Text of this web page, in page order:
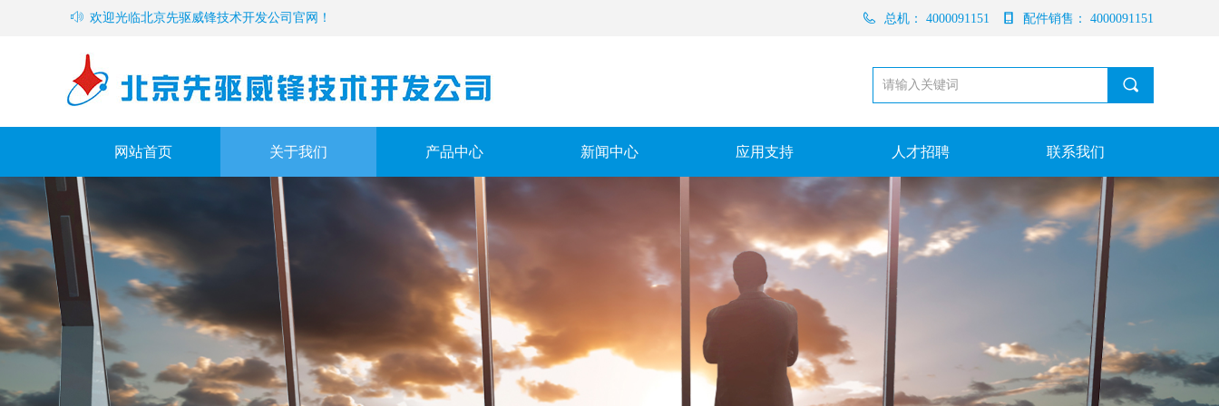
끠
ꂗ 欢迎光临北京先驱威锋技术开发公司官网！ 总机： 4000091151 配件销售： 4000091151
网站首页 关于我们 产品中心 新闻中心 应用支持 人才招聘 联系我们